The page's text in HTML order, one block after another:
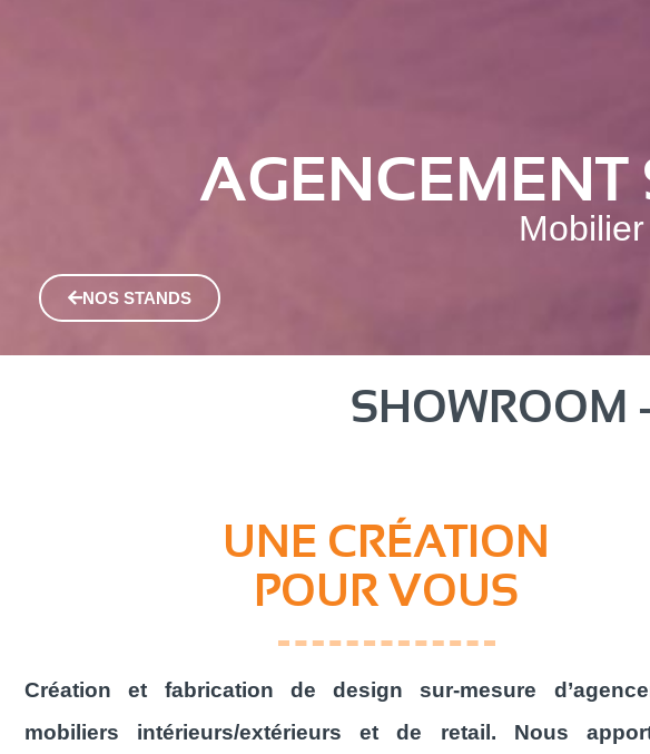
AGENCEMENT
NOS STANDS
SHOWROOM
UNE CRÉATION
POUR VOUS
Création et fabrication de design sur-mesure
mobiliers intérieurs/extérieurs et de retail. Nous